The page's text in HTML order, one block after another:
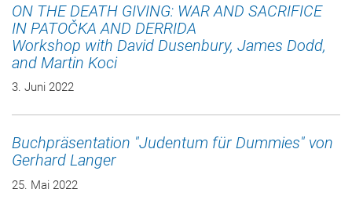
ON THE DEATH GIVING: WAR AND SACRIFICE
IN PATOČKA AND DERRIDA
Workshop with David Dusenbury, James Dodd,
and Martin Koci
3. Juni 2022
Buchpräsentation "Judentum für Dummies" von
Gerhard Langer
25. Mai 2022